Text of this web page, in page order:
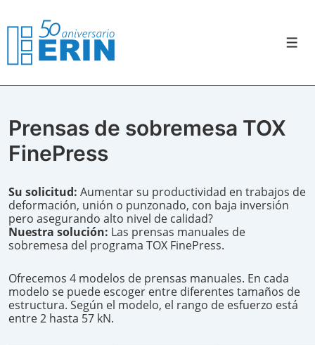
contenido
principal
Prensas de sobremesa TOX
FinePress
Su solicitud: Aumentar su productividad en trabajos de
deformación, unión o punzonado, con baja inversión
pero asegurando alto nivel de calidad?
Nuestra solución: Las prensas manuales de
sobremesa del programa TOX FinePress.
Ofrecemos 4 modelos de prensas manuales. En cada
modelo se puede escoger entre diferentes tamaños de
estructura. Según el modelo, el rango de esfuerzo está
entre 2 hasta 57 kN.